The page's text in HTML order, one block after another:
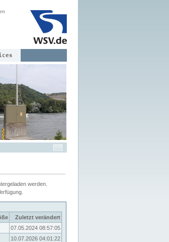
werden.
Zuletzt verändert
07.05.2024 08:57:05
10.07.2026 04:01:22